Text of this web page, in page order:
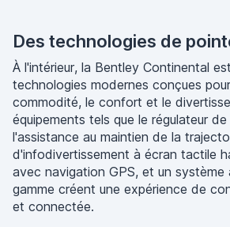
Des technologies de
À l'intérieur, la Bentley Continental
technologies modernes conçues
commodité, le confort et le
équipements tels que le régulateur
l'assistance au maintien de la
d'infodivertissement à écran tactile
avec navigation GPS, et un système
gamme créent une expérience de
et connectée.